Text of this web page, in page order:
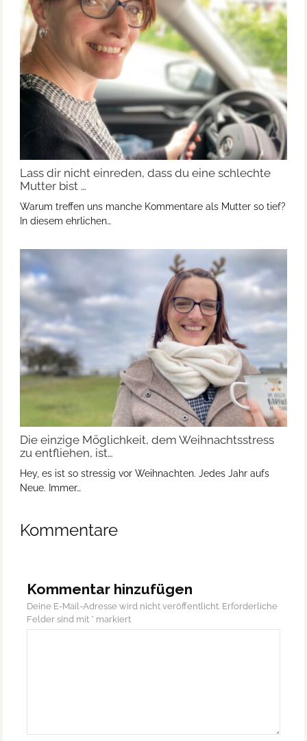
Lass dir nicht einreden, dass du eine schlechte
Mutter bist …
Warum treffen uns manche Kommentare als Mutter so tief?
In diesem ehrlichen…
Die einzige Möglichkeit, dem Weihnachtsstress
zu entfliehen, ist…
Hey, es ist so stressig vor Weihnachten. Jedes Jahr aufs
Neue. Immer…
Kommentare
Kommentar hinzufügen
Deine E-Mail-Adresse wird nicht veröffentlicht. Erforderliche
Felder sind mit * markiert